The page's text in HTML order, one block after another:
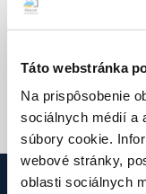
Táto webstránka
Na prispôsobenie
sociálnych médií a
súbory cookie.
webové stránky,
oblasti sociálnych
types:
png,
pdf,
docx,
doc.